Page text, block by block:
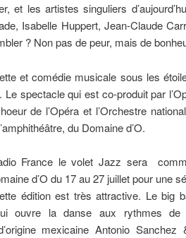
et les artistes singuliers
Isabelle Huppert, Jean-Claude
? Non pas de peur, mais de
et comédie musicale sous les
spectacle qui est co-produit par
de l’Opéra et l’Orchestre
du Domaine d’O.
France le volet Jazz sera
d’O du 17 au 27 juillet pour une
édition est très attractive. Le big
ouvre la danse aux rythmes de
mexicaine Antonio Sanchez